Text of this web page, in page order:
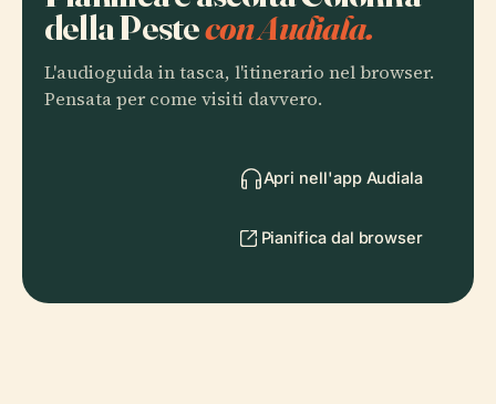
della Pestecon Audiala.
L'audioguida in tasca, l'itinerario nel browser.
Pensata per come visiti davvero.
Apri nell'app Audiala
Pianifica dal browser